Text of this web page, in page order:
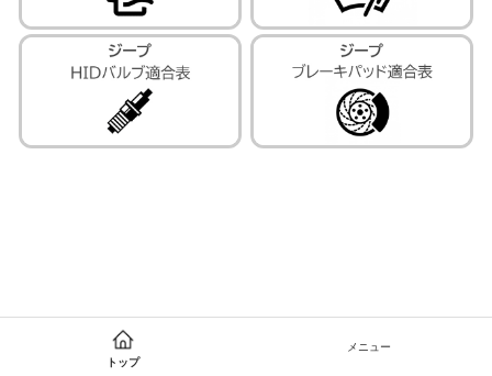
トップ
メニュー